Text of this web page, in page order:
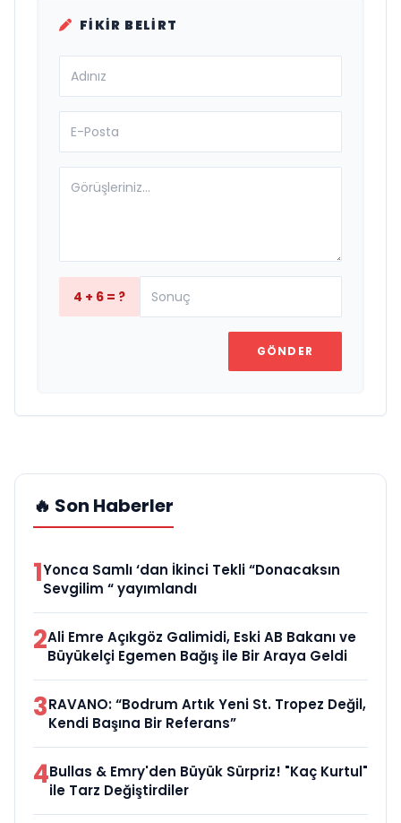
FIKIR BELIRT
4 + 6 = ?
GÖNDER
🔥 Son Haberler
1Yonca Samlı ‘dan İkinci Tekli “Donacaksın
Sevgilim “ yayımlandı
2Ali Emre Açıkgöz Galimidi, Eski AB Bakanı ve
Büyükelçi Egemen Bağış ile Bir Araya Geldi
3RAVANO: “Bodrum Artık Yeni St. Tropez Değil,
Kendi Başına Bir Referans”
4Bullas & Emry'den Büyük Sürpriz! "Kaç Kurtul"
ile Tarz Değiştirdiler